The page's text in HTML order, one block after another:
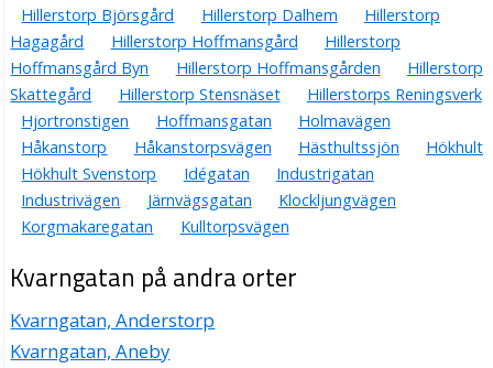
Hillerstorp Björsgård
Hillerstorp Dalhem
Hillerstorp
Hagagård
Hillerstorp Hoffmansgård
Hillerstorp
Hoffmansgård Byn
Hillerstorp Hoffmansgården
Hillerstorp
Skattegård
Hillerstorp Stensnäset
Hillerstorps Reningsverk
Hjortronstigen
Hoffmansgatan
Holmavägen
Håkanstorp
Håkanstorpsvägen Hästhultssjön
Hökhult
Hökhult Svenstorp
Idégatan
Industrigatan
Industrivägen
Järnvägsgatan
Klockljungvägen
Korgmakaregatan
Kulltorpsvägen
Kvarngatan på andra orter
Kvarngatan, Anderstorp
Kvarngatan, Aneby